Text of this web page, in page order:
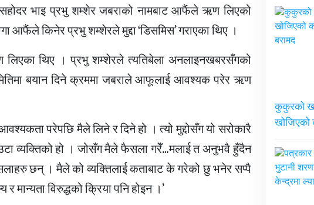
सहोदर भाइ प्रभु शम्शेर जबराको नामबाट आफैंले ऋण लिएको
आफैंले किनेर प्रभु शम्शेरले मुद्दा ‘डिसमिस’ गराएका थिए ।
लिएका थिए । प्रभु शम्शेरले त्यतिबेला अनलाइनखबरसँगको
बयान दिने क्रममा जबराले आफूलाई आवश्यक परेर ऋण
परेपछि मैले लिने र दिने हो । त्यो मुद्दोसँग यो सरोकारै
व्यक्तिको हो । जोसँग मैले फैसला गरेँ…मलाई त अनुभवै हुँदैन
छन् । मैले को व्यक्तिलाई कताबाट के गरेको छु भनेर सप्पै
मान्यता विरुद्धको क्रिया पनि होइन ।’
कुकुरको
खोजिएको